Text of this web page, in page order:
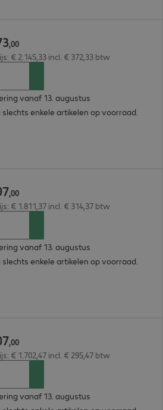
,00
€ 2.145,33 incl. € 372,33 btw
vanaf 13. augustus
slechts enkele artikelen op voorraad.
,00
€ 1.811,37 incl. € 314,37 btw
vanaf 13. augustus
slechts enkele artikelen op voorraad.
,00
€ 1.702,47 incl. € 295,47 btw
vanaf 13. augustus